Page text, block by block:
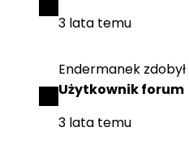
3 lata temu
Endermanek zdobył
Użytkownik forum
3 lata temu